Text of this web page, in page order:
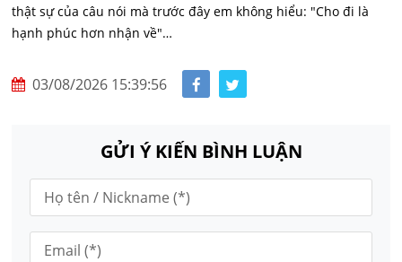
thật sự của câu nói mà trước đây em không hiểu: "Cho đi là
hạnh phúc hơn nhận về"…
03/08/2026 15:39:56
GỬI Ý KIẾN BÌNH LUẬN